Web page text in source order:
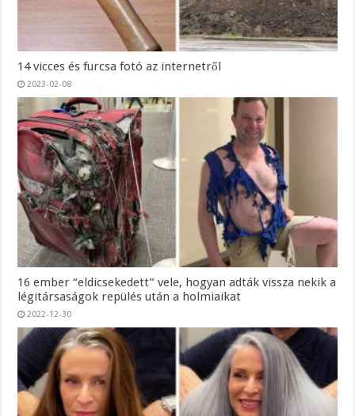
14 vicces és furcsa fotó az internetről
2023-02-08
16 ember “eldicsekedett” vele, hogyan adták vissza nekik a
légitársaságok repülés után a holmiaikat
2022-12-30